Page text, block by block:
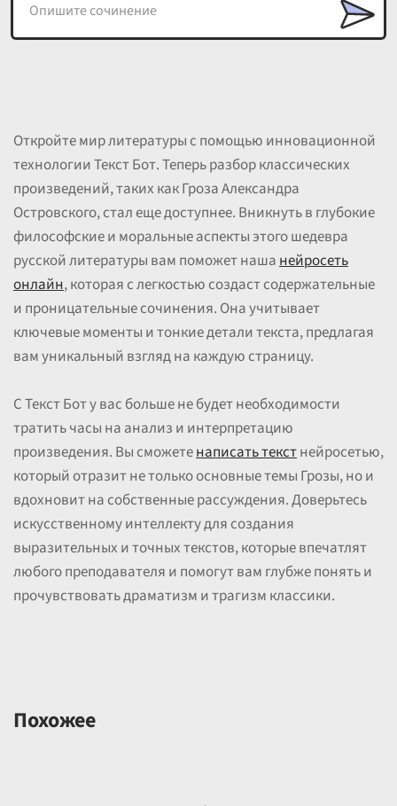
Откройте мир литературы с помощью инновационной
технологии Текст Бот. Теперь разбор классических
произведений, таких как Гроза Александра
Островского, стал еще доступнее. Вникнуть в глубокие
философские и моральные аспекты этого шедевра
русской литературы вам поможет нашанейросеть
онлайн, которая с легкостью создаст содержательные
и проницательные сочинения. Она учитывает
ключевые моменты и тонкие детали текста, предлагая
вам уникальный взгляд на каждую страницу.
С Текст Бот у вас больше не будет необходимости
тратить часы на анализ и интерпретацию
произведения. Вы сможетенаписать текстнейросетью,
который отразит не только основные темы Грозы, но и
вдохновит на собственные рассуждения. Доверьтесь
искусственному интеллекту для создания
выразительных и точных текстов, которые впечатлят
любого преподавателя и помогут вам глубже понять и
прочувствовать драматизм и трагизм классики.
Похожее